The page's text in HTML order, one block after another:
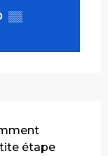
▒▒
étape